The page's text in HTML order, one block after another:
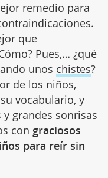
remedio para
que
Pues,… ¿qué
unos chistes?
de los niños,
vocabulario, y
grandes sonrisas
con graciosos
para reír sin